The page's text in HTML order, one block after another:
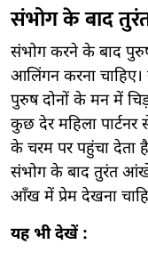
संभोग के बाद
संभोग करने के बाद
आलिंगन करना
पुरुष दोनों के मन में
कुछ देर महिला पार्टनर
के चरम पर पहुंचा देता
संभोग के बाद तुरंत
आँख में प्रेम देखना
यह भी देखें :